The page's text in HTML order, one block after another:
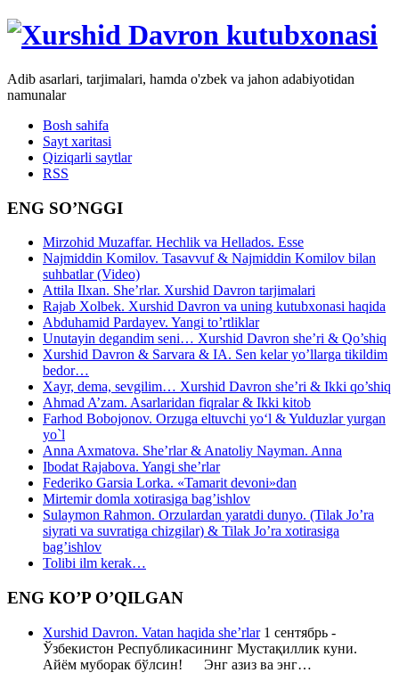
Adib asarlari, tarjimalari, hamda o'zbek va jahon adabiyotidan
namunalar
Bosh sahifa
Sayt xaritasi
Qiziqarli saytlar
RSS
ENG SO’NGGI
Mirzohid Muzaffar. Hechlik va Hellados. Esse
Najmiddin Komilov. Tasavvuf & Najmiddin Komilov bilan
suhbatlar (Video)
Attila Ilxan. She’rlar. Xurshid Davron tarjimalari
Rajab Xolbek. Xurshid Davron va uning kutubxonasi haqida
Abduhamid Pardayev. Yangi to’rtliklar
Unutayin degandim seni… Xurshid Davron she’ri & Qo’shiq
Xurshid Davron & Sarvara & IA. Sen kelar yo’llarga tikildim
bedor…
Xayr, dema, sevgilim… Xurshid Davron she’ri & Ikki qo’shiq
Ahmad A’zam. Asarlaridan fiqralar & Ikki kitob
Farhod Bobojonov. Orzuga eltuvchi yo‘l & Yulduzlar yurgan
yo`l
Anna Axmatova. She’rlar & Anatoliy Nayman. Anna
Ibodat Rajabova. Yangi she’rlar
Federiko Garsia Lorka. «Tamarit devoni»dan
Mirtemir domla xotirasiga bag’ishlov
Sulaymon Rahmon. Orzulardan yaratdi dunyo. (Tilak Jo’ra
siyrati va suvratiga chizgilar) & Tilak Jo’ra xotirasiga
bag’ishlov
Tolibi ilm kerak…
ENG KO’P O’QILGAN
Xurshid Davron. Vatan haqida she’rlar1 сентябрь -
Ўзбекистон Республикасининг Мустақиллик куни.
Айём муборак бўлсин! Энг азиз ва энг…